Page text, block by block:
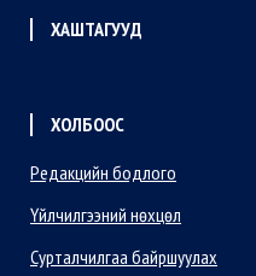
ХАШТАГУУД
ХОЛБООС
Редакцийн бодлого
Үйлчилгээний нөхцөл
Сурталчилгаа байршуулах